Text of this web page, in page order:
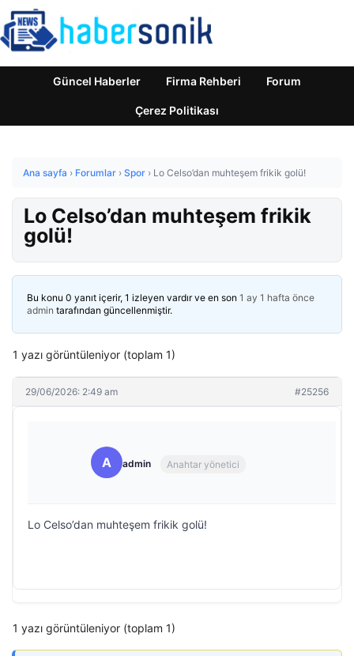
Güncel Haberler Firma Rehberi Forum
Çerez Politikası
Ana sayfa › Forumlar › Spor › Lo Celso’dan muhteşem frikik golü!
Lo Celso’dan muhteşem frikik
golü!
Bu konu 0 yanıt içerir, 1 izleyen vardır ve en son 1 ay 1 hafta önce
admin tarafından güncellenmiştir.
1 yazı görüntüleniyor (toplam 1)
29/06/2026: 2:49 am #25256
A admin Anahtar yönetici
Lo Celso’dan muhteşem frikik golü!
1 yazı görüntüleniyor (toplam 1)